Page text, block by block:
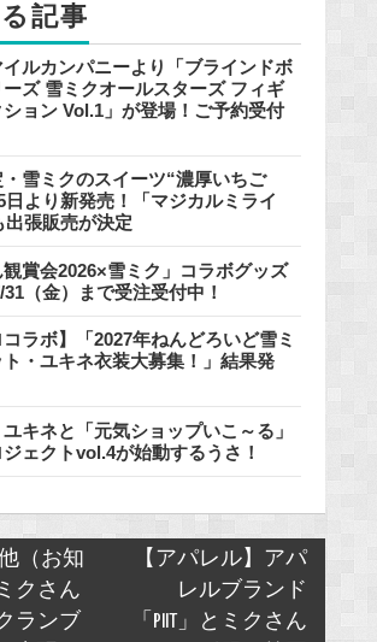
k
記事
ルカンパニーより「ブラインドボ
ーズ 雪ミクオールスターズ フィギ
ション Vol.1」が登場！ご予約受付
雪ミクのスイーツ“濃厚いちご
日より新発売！「マジカルミライ
出張販売が決定
観賞会2026×雪ミク」コラボグッズ
（金）まで受注受付中！
コラボ】「2027年ねんどろいど雪ミ
・ユキネ衣装大募集！」結果発
キネと「元気ショップいこ～る」
ェクトvol.4が始動するうさ！
（お知
クさん
ランブ
【アパレル】アパ
レルブランド
「PIIT」とミクさん